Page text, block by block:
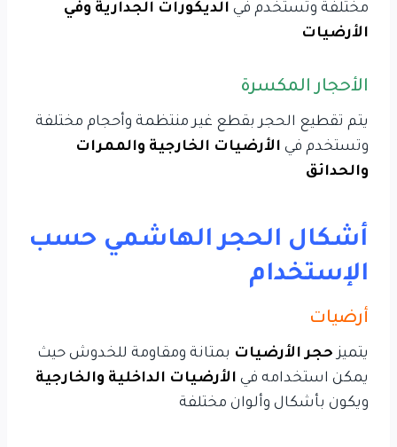
مختلفة وتستخدم في الديكورات الجدارية وفي
الأرضيات
الأحجار المكسرة
يتم تقطيع الحجر بقطع غير منتظمة وأحجام مختلفة
وتستخدم في الأرضيات الخارجية والممرات
والحدائق
أشكال الحجر الهاشمي حسب
الإستخدام
أرضيات
يتميز حجر الأرضيات بمتانة ومقاومة للخدوش حيث
يمكن استخدامه في الأرضيات الداخلية والخارجية
ويكون بأشكال وألوان مختلفة